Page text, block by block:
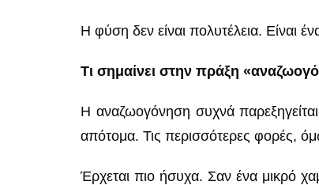
Η φύση δεν είναι πολυτέλεια. Είναι
Τι σημαίνει στην πράξη
Η αναζωογόνηση συχνά
απότομα. Τις περισσότερες φορές,
Έρχεται πιο ήσυχα. Σαν ένα μικρό